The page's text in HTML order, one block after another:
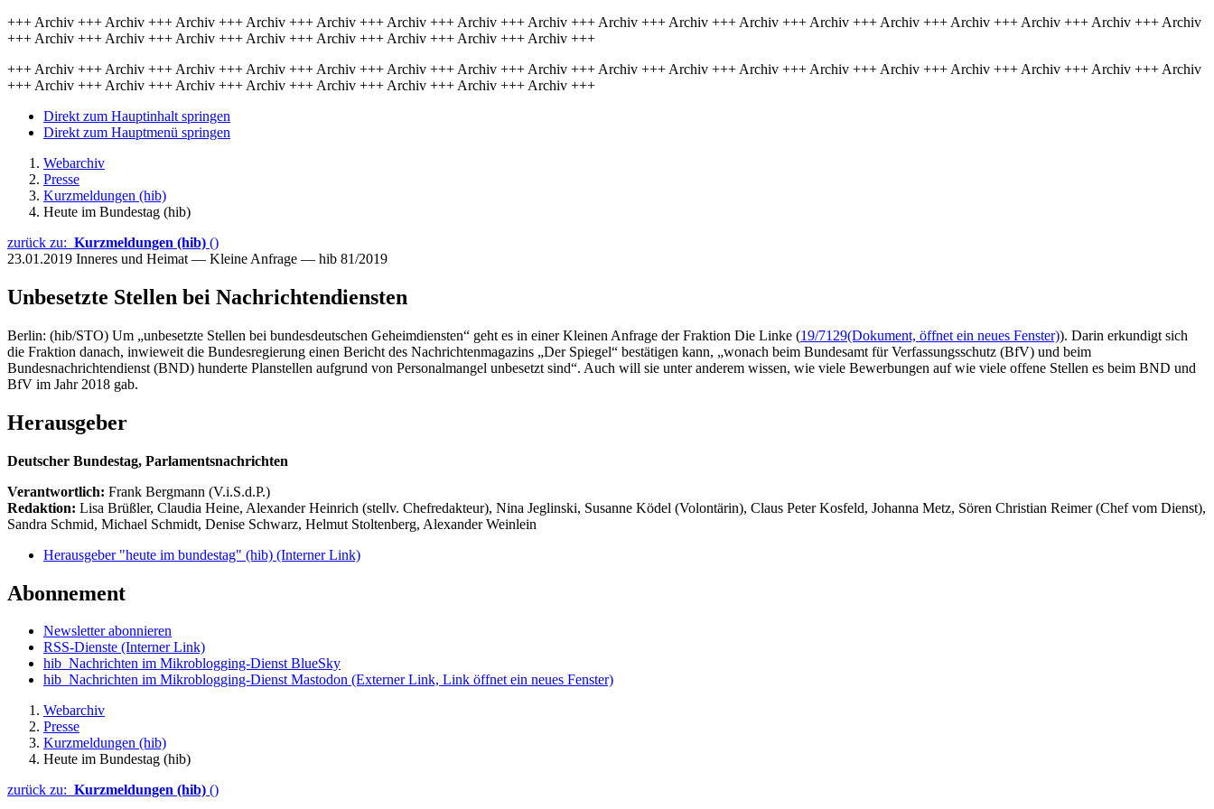
+++ Archiv +++ Archiv +++ Archiv +++ Archiv +++ Archiv +++ Archiv +++ Archiv +++ Archiv +++ Archiv +++ Archiv +++ Archiv +++ Archiv +++ Archiv +++ Archiv +++ Archiv +++ Archiv +++ Archiv
+++ Archiv +++ Archiv +++ Archiv +++ Archiv +++ Archiv +++ Archiv +++ Archiv +++ Archiv +++
+++ Archiv +++ Archiv +++ Archiv +++ Archiv +++ Archiv +++ Archiv +++ Archiv +++ Archiv +++ Archiv +++ Archiv +++ Archiv +++ Archiv +++ Archiv +++ Archiv +++ Archiv +++ Archiv +++ Archiv
+++ Archiv +++ Archiv +++ Archiv +++ Archiv +++ Archiv +++ Archiv +++ Archiv +++ Archiv +++
Direkt zum Hauptinhalt springen
Direkt zum Hauptmenü springen
Webarchiv
Presse
Kurzmeldungen (hib)
Heute im Bundestag (hib)
zurück zu: Kurzmeldungen (hib) ()
23.01.2019 Inneres und Heimat — Kleine Anfrage — hib 81/2019
Unbesetzte Stellen bei Nachrichtendiensten
Berlin: (hib/STO) Um „unbesetzte Stellen bei bundesdeutschen Geheimdiensten“ geht es in einer Kleinen Anfrage der Fraktion Die Linke (19/7129(Dokument, öffnet ein neues Fenster)). Darin erkundigt sich
die Fraktion danach, inwieweit die Bundesregierung einen Bericht des Nachrichtenmagazins „Der Spiegel“ bestätigen kann, „wonach beim Bundesamt für Verfassungsschutz (BfV) und beim
Bundesnachrichtendienst (BND) hunderte Planstellen aufgrund von Personalmangel unbesetzt sind“. Auch will sie unter anderem wissen, wie viele Bewerbungen auf wie viele offene Stellen es beim BND und
BfV im Jahr 2018 gab.
Herausgeber
Deutscher Bundestag, Parlamentsnachrichten
Verantwortlich: Frank Bergmann (V.i.S.d.P.)
Redaktion: Lisa Brüßler, Claudia Heine, Alexander Heinrich (stellv. Chefredakteur), Nina Jeglinski, Susanne Ködel (Volontärin), Claus Peter Kosfeld, Johanna Metz, Sören Christian Reimer (Chef vom Dienst),
Sandra Schmid, Michael Schmidt, Denise Schwarz, Helmut Stoltenberg, Alexander Weinlein
Herausgeber "heute im bundestag" (hib) (Interner Link)
Abonnement
Newsletter abonnieren
RSS-Dienste (Interner Link)
hib_Nachrichten im Mikroblogging-Dienst BlueSky
hib_Nachrichten im Mikroblogging-Dienst Mastodon (Externer Link, Link öffnet ein neues Fenster)
Webarchiv
Presse
Kurzmeldungen (hib)
Heute im Bundestag (hib)
zurück zu: Kurzmeldungen (hib) ()